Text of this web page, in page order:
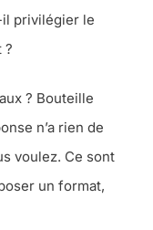
privilégier le
?
? Bouteille
n’a rien de
voulez. Ce sont
un format,